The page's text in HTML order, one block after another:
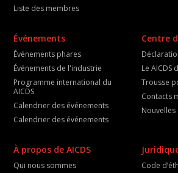
Liste des membres
Événements
Événements phares
Événements de l'industrie
Programme international du
AICDS
Calendrier des événements
Calendrier des événements
Centre
Le AICDS
Trousse
Contacts
À propos de AICDS
Qui nous sommes
Code